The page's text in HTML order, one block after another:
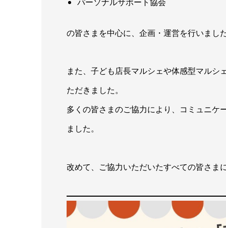
の皆さまを中心に、企画・運営を行いまし
また、子ども店長マルシェや体感型マル
ただきました。
多くの皆さまのご協力により、コミュニケ
ました。
改めて、ご協力いただいたすべての皆さま